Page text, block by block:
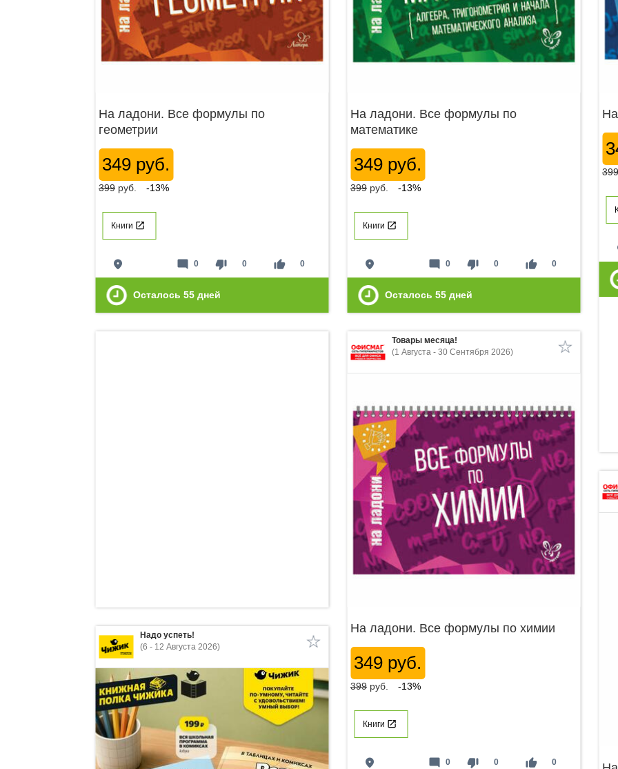
На ладони. Все формулы по
геометрии
349 руб.
399 руб. -13%
Книги
place thumb_down 0 thumb_up 0
mode_comment 0
Осталось 55 дней
На ладони. Все формулы по
математике
349 руб.
399 руб. -13%
Книги
place thumb_down 0 thumb_up 0
mode_comment 0
Осталось 55 дней
399
Товары месяца!
(1 Августа - 30 Сентября 2026)
На ладони. Все формулы по химии
349 руб.
399 руб. -13%
Книги
place thumb_down 0 thumb_up 0
mode_comment 0
Надо успеть!
(6 - 12 Августа 2026)